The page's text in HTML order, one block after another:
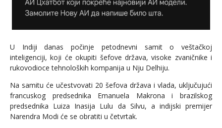
U Indiji danas počinje petodnevni samit o veštačkoj
inteligenciji, koji će okupiti šefove država, visoke zvaničnike i
rukovodioce tehnoloških kompanija u Nju Delhiju.
Na samitu će učestvovati 20 šefova država i vlada, uključujući
francuskog predsednika Emanuela Makrona i brazilskog
predsednika Luiza Inasija Lulu da Silvu, a indijski premijer
Narendra Modi će se obratiti u četvrtak.